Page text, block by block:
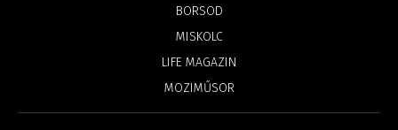
BORSOD
MISKOLC
LIFE MAGAZIN
MOZIMŰSOR